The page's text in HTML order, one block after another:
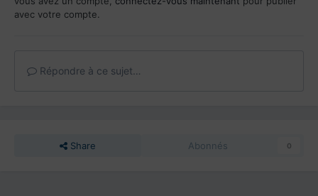
avec votre compte.
Répondre à ce sujet…
Share Abonnés 0